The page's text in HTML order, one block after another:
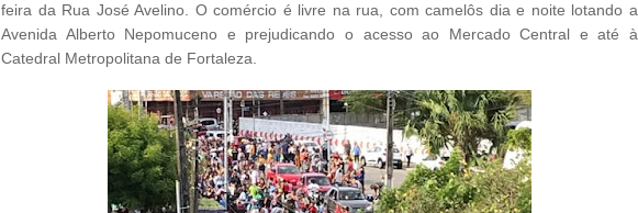
feira da Rua José Avelino. O comércio é livre na rua, com camelôs dia e noite lotando a
Avenida Alberto Nepomuceno e prejudicando o acesso ao Mercado Central e até à
Catedral Metropolitana de Fortaleza.